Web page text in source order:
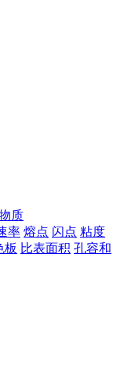
质
率 熔点 闪点 粘度
板 比表面积 孔容和